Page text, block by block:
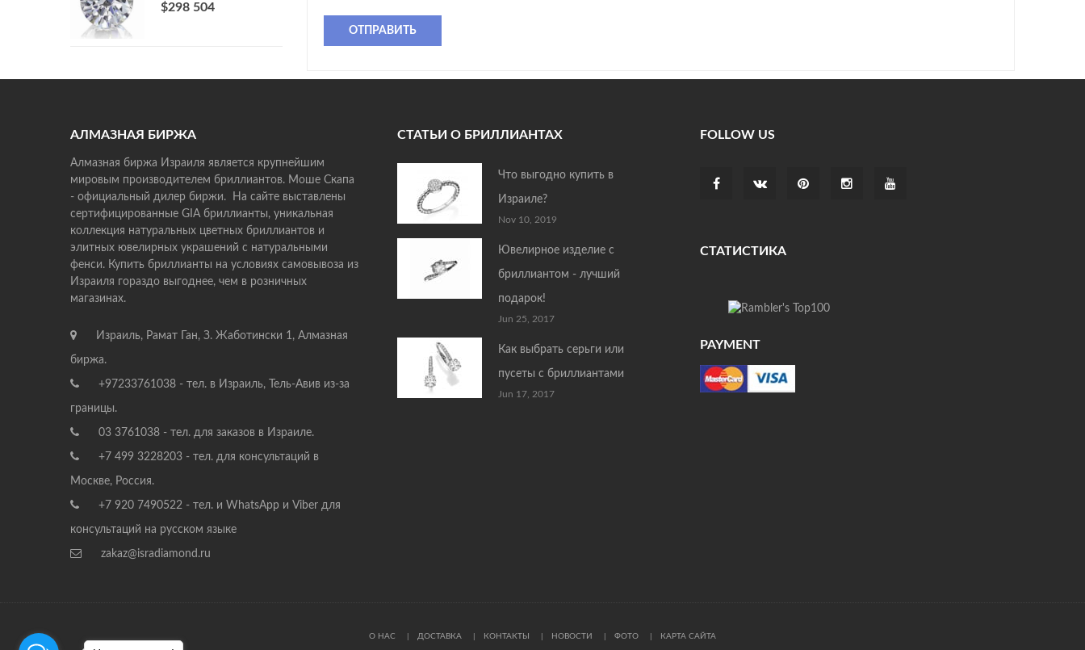
$298 504
ОТПРАВИТЬ
АЛМАЗНАЯ БИРЖА
Алмазная биржа Израиля является крупнейшим
мировым производителем бриллиантов. Моше Скапа
- официальный дилер биржи. На сайте выставлены
сертифицированные GIA бриллианты, уникальная
коллекция натуральных цветных бриллиантов и
элитных ювелирных украшений с натуральными
фенси. Купить бриллианты на условиях самовывоза из
Израиля гораздо выгоднее, чем в розничных
магазинах.
Израиль, Рамат Ган, З. Жаботински 1, Алмазная
биржа.
+97233761038 - тел. в Израиль, Тель-Авив из-за
границы.
03 3761038 - тел. для заказов в Израиле.
+7 499 3228203 - тел. для консультаций в
Москве, Россия.
+7 920 7490522 - тел. и WhatsApp и Viber для
консультаций на русском языке
zakaz@isradiamond.ru
СТАТЬИ О БРИЛЛИАНТАХ
Что выгодно купить в
Израиле?
Nov 10, 2019
Ювелирное изделие с
бриллиантом - лучший
подарок!
Jun 25, 2017
Как выбрать серьги или
пусеты с бриллиантами
Jun 17, 2017
FOLLOW US
СТАТИСТИКА
PAYMENT
О НАС ДОСТАВКА КОНТАКТЫ НОВОСТИ ФОТО КАРТА САЙТА